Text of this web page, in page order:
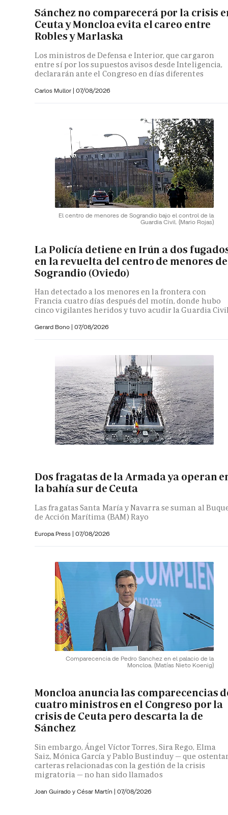
Sánchez no comparecerá por la crisis
Ceuta y Moncloa evita el careo entre
Robles y Marlaska
Los ministros de Defensa e Interior, que cargaron
entre sí por los supuestos avisos desde Inteligencia,
declararán ante el Congreso en días diferentes
Carlos Mullor | 07/08/2026
El centro de menores de Sograndio bajo el control de la
Guardia Civil. (Mario Rojas)
La Policía detiene en Irún a dos
en la revuelta del centro de menores de
Sograndio (Oviedo)
Han detectado a los menores en la frontera con
Francia cuatro días después del motín, donde hubo
cinco vigilantes heridos y tuvo acudir la Guardia
Gerard Bono | 07/08/2026
Dos fragatas de la Armada ya operan
la bahía sur de Ceuta
Las fragatas Santa María y Navarra se suman al
de Acción Marítima (BAM) Rayo
Europa Press | 07/08/2026
Comparecencia de Pedro Sanchez en el palacio de la
Moncloa. (Matías Nieto Koenig)
Moncloa anuncia las comparecencias
cuatro ministros en el Congreso por la
crisis de Ceuta pero descarta la de
Sánchez
Sin embargo, Ángel Víctor Torres, Sira Rego, Elma
Saiz, Mónica García y Pablo Bustinduy — que
carteras relacionadas con la gestión de la crisis
migratoria — no han sido llamados
Joan Guirado y César Martín | 07/08/2026